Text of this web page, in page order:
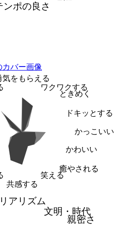
ンポの良さ
気をもらえる
ワクワクする
ときめく
ドキッとする
かっこいい
かわいい
癒やされる
笑える
共感する
リアリズム
文明・時代
親密さ